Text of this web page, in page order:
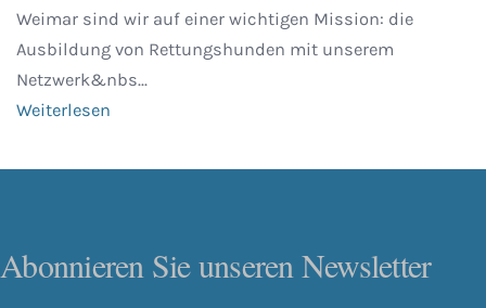
Weimar sind wir auf einer wichtigen Mission: die
Ausbildung von Rettungshunden mit unserem
Netzwerk&nbs...
Weiterlesen
Abonnieren Sie unseren Newsletter